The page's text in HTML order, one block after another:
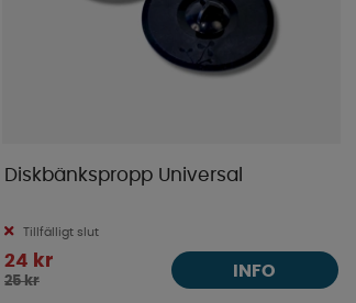
Publiceringsdatum
Diskbänkspropp Universal
Tillfälligt slut
24 kr
25 kr
INFO